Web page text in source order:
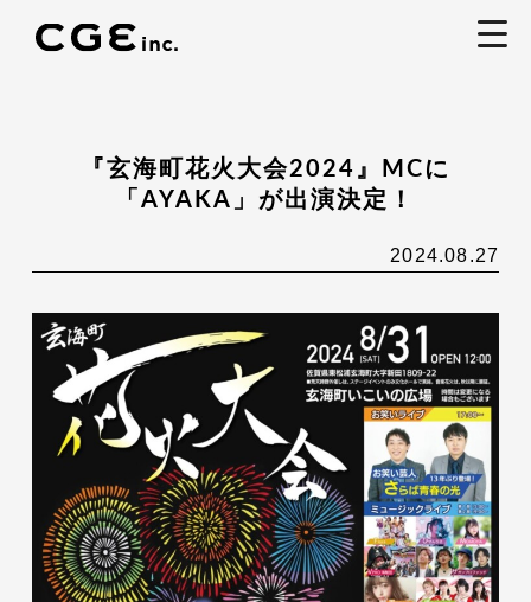
『玄海町花火大会2024』MCに
「AYAKA」が出演決定！
2024.08.27